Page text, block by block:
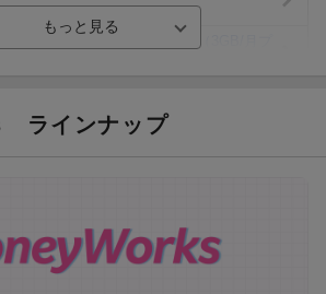
の楽天24と楽天ブックス買いまわりでク
ラインナップ